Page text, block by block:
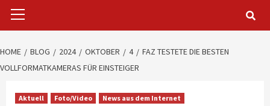
Menu
HOME BLOG 2024 OKTOBER 4
FAZ TESTETE DIE BESTEN
VOLLFORMATKAMERAS FÜR EINSTEIGER
Aktuell Foto/Video News aus dem Internet